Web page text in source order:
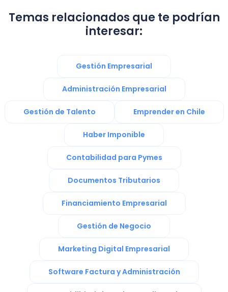
Temas relacionados que te podrían
interesar:
Gestión Empresarial
Administración Empresarial
Gestión de Talento Emprender en Chile
Haber Imponible
Contabilidad para Pymes
Documentos Tributarios
Financiamiento Empresarial
Gestión de Negocio
Marketing Digital Empresarial
Software Factura y Administración